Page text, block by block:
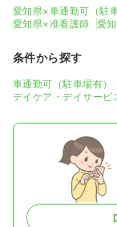
愛知県×車通勤可（駐
愛知県×准看護師
愛
条件から探す
車通勤可（駐車場有）
デイケア・デイサービ